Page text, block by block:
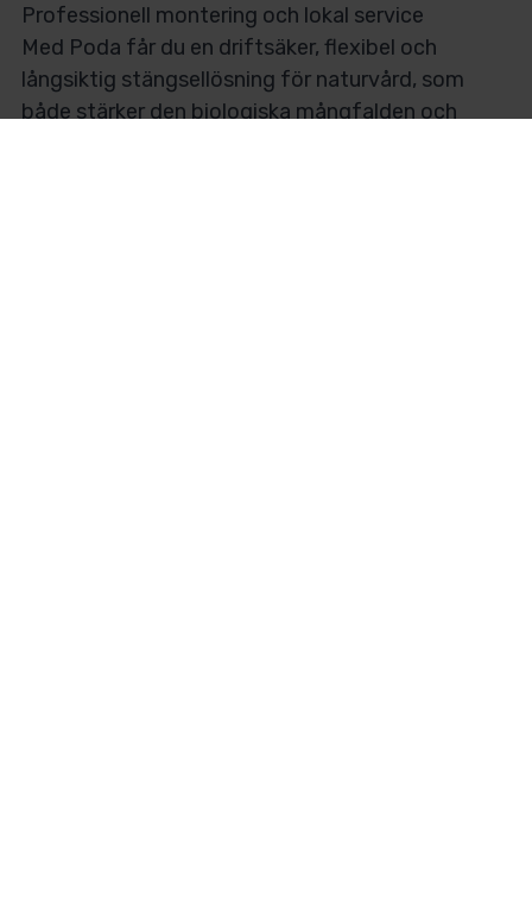
Professionell montering och lokal service
Med Poda får du en driftsäker, flexibel och
långsiktig stängsellösning för naturvård, som
både stärker den biologiska mångfalden och